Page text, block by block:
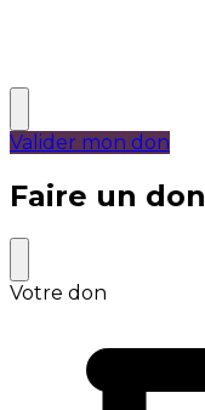
Valider mon don
Faire un don
Votre don